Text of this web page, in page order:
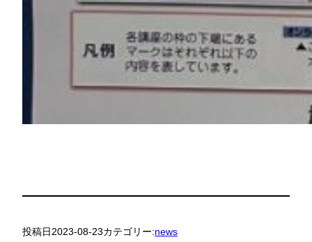
投稿日2023-08-23カテゴリー:news